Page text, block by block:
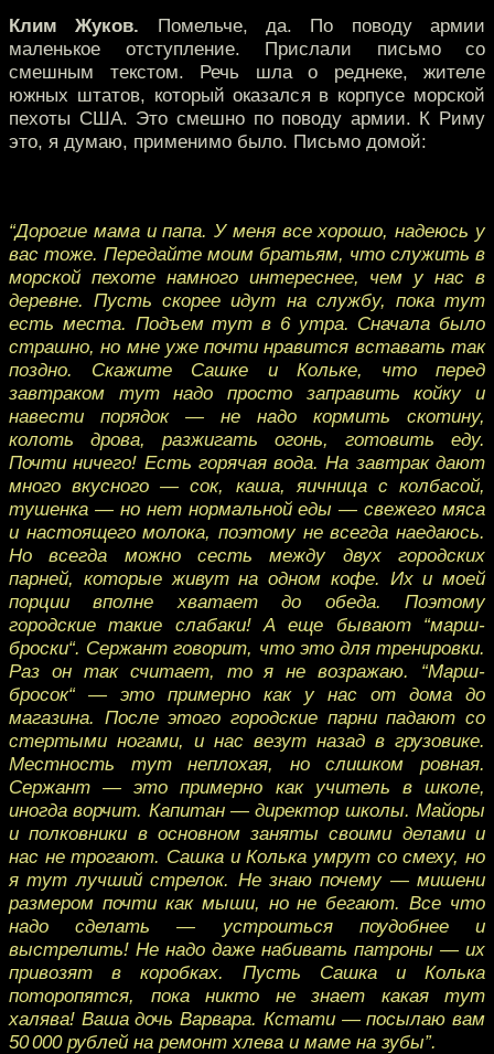
Клим Жуков. Помельче, да. По поводу армии
маленькое отступление. Прислали письмо со
смешным текстом. Речь шла о реднеке, жителе
южных штатов, который оказался в корпусе морской
пехоты США. Это смешно по поводу армии. К Риму
это, я думаю, применимо было. Письмо домой:
“Дорогие мама и папа. У меня все хорошо, надеюсь у
вас тоже. Передайте моим братьям, что служить в
морской пехоте намного интереснее, чем у нас в
деревне. Пусть скорее идут на службу, пока тут
есть места. Подъем тут в 6 утра. Сначала было
страшно, но мне уже почти нравится вставать так
поздно. Скажите Сашке и Кольке, что перед
завтраком тут надо просто заправить койку и
навести порядок — не надо кормить скотину,
колоть дрова, разжигать огонь, готовить еду.
Почти ничего! Есть горячая вода. На завтрак дают
много вкусного — сок, каша, яичница с колбасой,
тушенка — но нет нормальной еды — свежего мяса
и настоящего молока, поэтому не всегда наедаюсь.
Но всегда можно сесть между двух городских
парней, которые живут на одном кофе. Их и моей
порции вполне хватает до обеда. Поэтому
городские такие слабаки! А еще бывают “марш-
броски“. Сержант говорит, что это для тренировки.
Раз он так считает, то я не возражаю. “Марш-
бросок“ — это примерно как у нас от дома до
магазина. После этого городские парни падают со
стертыми ногами, и нас везут назад в грузовике.
Местность тут неплохая, но слишком ровная.
Сержант — это примерно как учитель в школе,
иногда ворчит. Капитан — директор школы. Майоры
и полковники в основном заняты своими делами и
нас не трогают. Сашка и Колька умрут со смеху, но
я тут лучший стрелок. Не знаю почему — мишени
размером почти как мыши, но не бегают. Все что
надо сделать — устроиться поудобнее и
выстрелить! Не надо даже набивать патроны — их
привозят в коробках. Пусть Сашка и Колька
поторопятся, пока никто не знает какая тут
халява! Ваша дочь Варвара. Кстати — посылаю вам
50 000 рублей на ремонт хлева и маме на зубы”.